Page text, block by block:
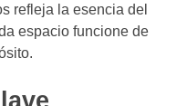
refleja la esencia del
espacio funcione de